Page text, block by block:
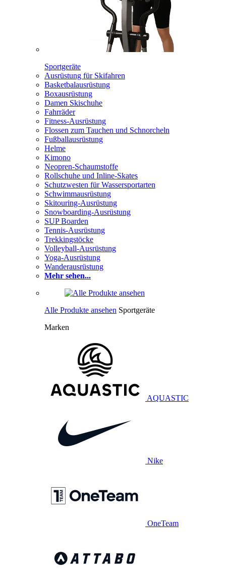
Sportgeräte
Ausrüstung für Skifahren
Basketbalausrüstung
Boxausrüstung
Damen Skischuhe
Fahrräder
Fitness-Ausrüstung
Flossen zum Tauchen und Schnorcheln
Fußballausrüstung
Helme
Kimono
Neopren-Schaumstoffe
Rollschuhe und Inline-Skates
Schutzwesten für Wassersportarten
Schwimmausrüstung
Skitouring-Ausrüstung
Snowboarding-Ausrüstung
SUP Boarden
Tennis-Ausrüstung
Trekkingstöcke
Volleyball-Ausrüstung
Yoga-Ausrüstung
Wanderausrüstung
Mehr sehen...
Alle Produkte ansehen Sportgeräte
Marken
AQUASTIC
Nike
OneTeam